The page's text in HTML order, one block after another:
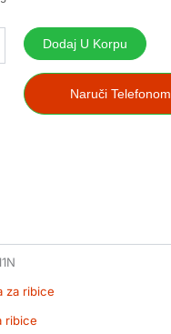
Dodaj U Korpu
Naruči Telefonom
za ribice
ribice